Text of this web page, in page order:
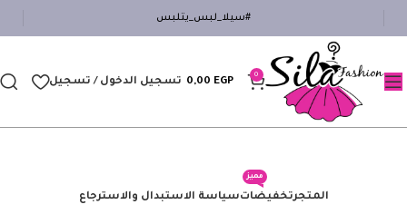
#سيلا_لبس_يتلبس
0
0,00 EGP تسجيل الدخول / تسجيل
المتجرتخفيضات
مميز
سياسة الاستبدال والاسترجاع